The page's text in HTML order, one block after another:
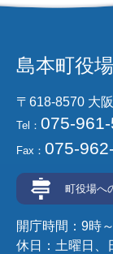
島本町役場
〒618-8570 大
Tel： 075-
Fax： 075-
町役場へ
開庁時間：9時
休日：土曜日、